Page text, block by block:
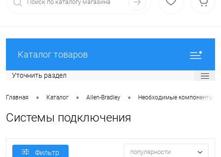
Каталог товаров
Уточнить раздел
Главная • Каталог • Allen-Bradley • Необходимые компоненты
Системы подключения
Фильтр популярности